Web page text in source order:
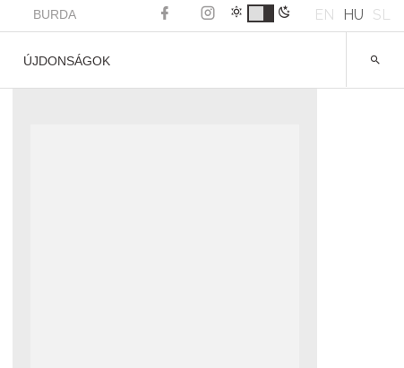
BURDA EN HU SL
ÚJDONSÁGOK